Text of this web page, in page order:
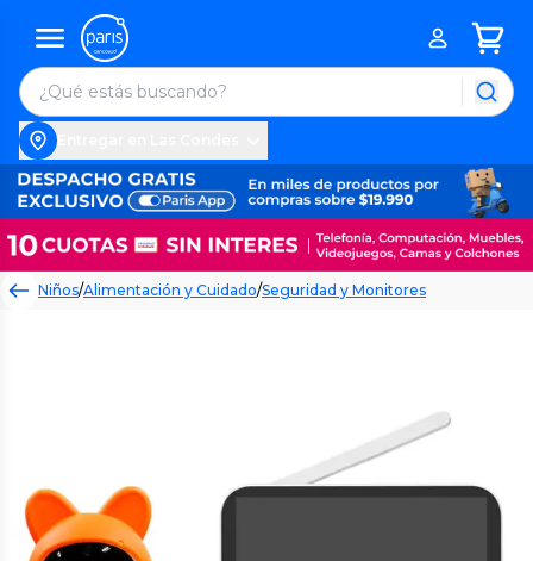
Niños/Alimentación y Cuidado/Seguridad y Monitores